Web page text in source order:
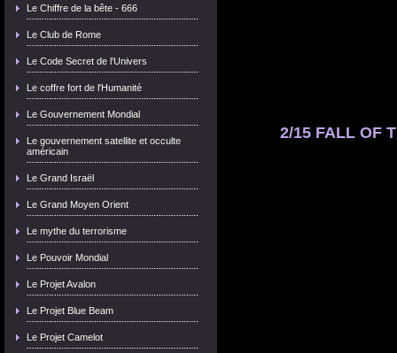
Le Chiffre de la bête - 666
Le Club de Rome
Le Code Secret de l'Univers
Le coffre fort de l'Humanité
Le Gouvernement Mondial
Le gouvernement satellite et occulte
américain
Le Grand Israël
Le Grand Moyen Orient
Le mythe du terrorisme
Le Pouvoir Mondial
Le Projet Avalon
Le Projet Blue Beam
Le Projet Camelot
2/15 FALL OF